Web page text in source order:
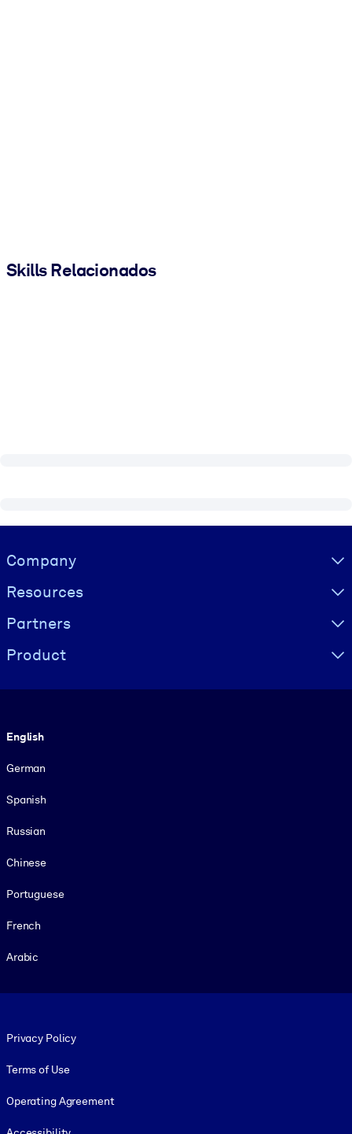
Skills Relacionados
Visually hidden Text
Company
Resources
Partners
Product
English
German
Spanish
Russian
Chinese
Portuguese
French
Arabic
Privacy Policy
Terms of Use
Operating Agreement